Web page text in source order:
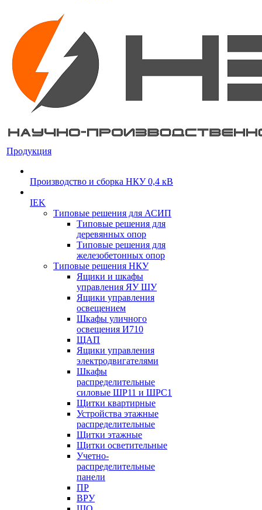
Продукция
Производство и сборка НКУ 0,4 кВ
IEK
Типовые решения для АСИП
Типовые решения для
деревянных опор
Типовые решения для
железобетонных опор
Типовые решения НКУ
Ящики и шкафы
управления ЯУ ШУ
Ящики управления
освещением
Шкафы уличного
освещения И710
ЩАП
Ящики управления
электродвигателями
Шкафы
распределительные
силовые ШР11 и ШРС1
Щитки квартирные
Устройства этажные
распределительные
Щитки этажные
Щитки осветительные
Учетно-
распределительные
панели
ПР
ВРУ